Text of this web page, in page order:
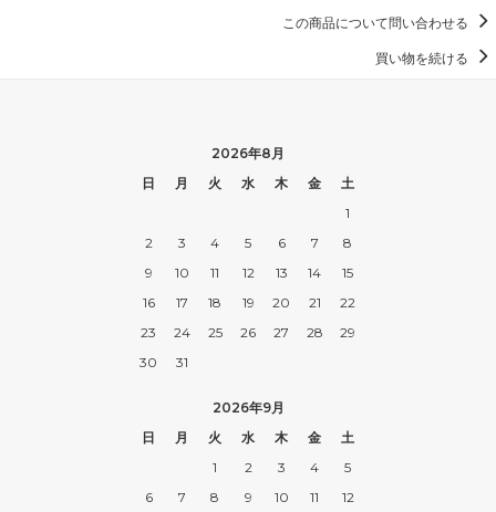
55,000円(税込)
7 1/2D
55,000円(税込)
7 1/2EE
7 1/2EEE
55,000円(税込)
8AA
この商品について問い合わせる
買い物を続ける
2026年8月
日
月 火 水 木 金
土
1
2
3 4 5 6 7
8
9
10 11 12 13 14
15
16
17 18 19 20 21
22
23
24 25 26 27 28
29
30
31
2026年9月
日
月 火 水 木 金
土
1
2 3 4
5
6
7 8 9 10 11
12